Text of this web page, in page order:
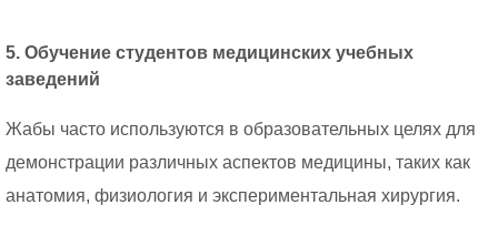
5. Обучение студентов медицинских учебных
заведений
Жабы часто используются в образовательных целях для
демонстрации различных аспектов медицины, таких как
анатомия, физиология и экспериментальная хирургия.